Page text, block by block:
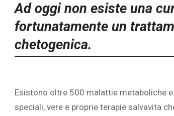
Ad oggi non esiste una
fortunatamente un
chetogenica.
Esistono oltre 500 malattie metaboliche
speciali, vere e proprie terapie salvavita